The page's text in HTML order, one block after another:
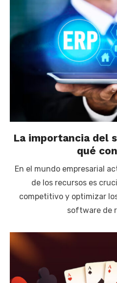
La importancia del
qué
En el mundo empresarial
de los recursos es
competitivo y optimizar
software de